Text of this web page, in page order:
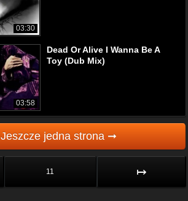
03:30
03:58
Dead Or Alive I Wanna Be A
Toy (Dub Mix)
Jeszcze jedna strona ➞
11 ↦